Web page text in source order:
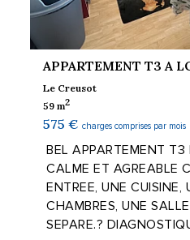
APPARTEMENT T3 A
Le Creusot
59 m2
575 € charges comprises par mois
BEL APPARTEMENT T3
CALME ET AGREABLE
ENTREE, UNE CUISINE,
CHAMBRES, UNE
SEPARE.?